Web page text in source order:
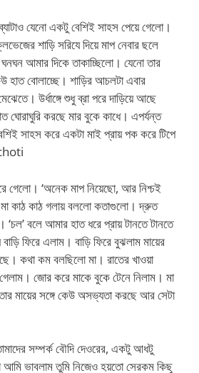
যেনো একটু বেশিই সাহস পেয়ে গেলো।
শাড়ি সরিযে দিয়ে মাপ নেবার ছলে
আমার দিকে তাকাচ্ছিলো। যেনো তার
হাত বোলাচ্ছে। শাড়ির আচলটা এবার
উর্ধাঙ্গে শুধু ব্রা পরে দাড়িয়ে আছে
করছে মার বুকে কাধে। এপর্যন্ত
সাহস করে একটা মাই প্রায় পক করে টিপে
গেলো। ‘অনেক মাপ নিয়েছো, আর নিশ্চই
মা কাঠ কাঠ গলায় বললো কতাগুলো। দ্রুত
‘চল’ বলে আমার হাত ধরে প্রায় টানতে টানতে
ফিরে এলাম। বাড়ি ফিরে বুঝলাম মায়ের
কথা কম বলছিলো মা। রাতের খাওয়া
জোর করে মাকে বুকে টেনে নিলাম। মা
মায়ের সঙ্গে কেউ অসভ্যতা করছে আর সেটা
সম্পর্ক বৌদি দেওরের, একটু আধটু
আমি ভাবলাম তুমি নিজেও হয়তো সেরকম কিছু